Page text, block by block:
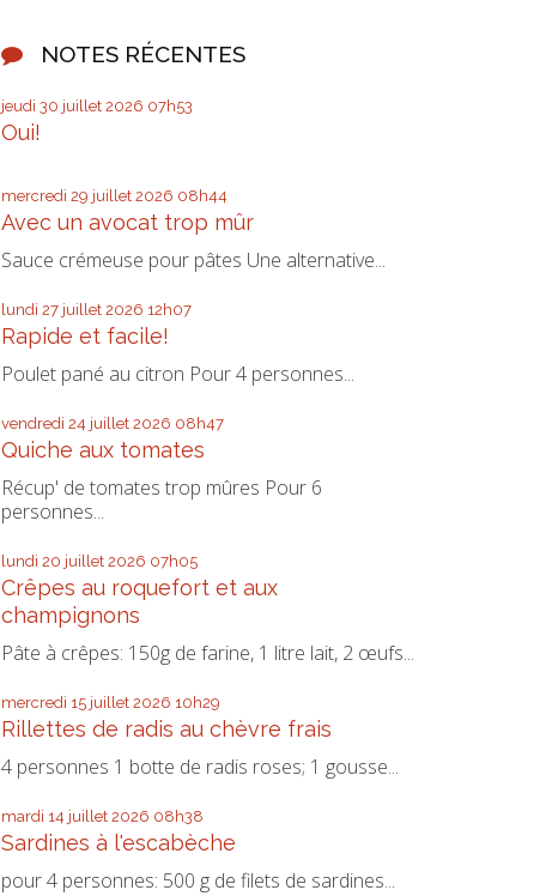
NOTES RÉCENTES
jeudi 30 juillet 2026 07h53
Oui!
mercredi 29 juillet 2026 08h44
Avec un avocat trop mûr
Sauce crémeuse pour pâtes Une alternative...
lundi 27 juillet 2026 12h07
Rapide et facile!
Poulet pané au citron Pour 4 personnes...
vendredi 24 juillet 2026 08h47
Quiche aux tomates
Récup' de tomates trop mûres Pour 6
personnes...
lundi 20 juillet 2026 07h05
Crêpes au roquefort et aux
champignons
Pâte à crêpes: 150g de farine, 1 litre lait, 2 œufs...
mercredi 15 juillet 2026 10h29
Rillettes de radis au chèvre frais
4 personnes 1 botte de radis roses; 1 gousse...
mardi 14 juillet 2026 08h38
Sardines à l'escabèche
pour 4 personnes: 500 g de filets de sardines...